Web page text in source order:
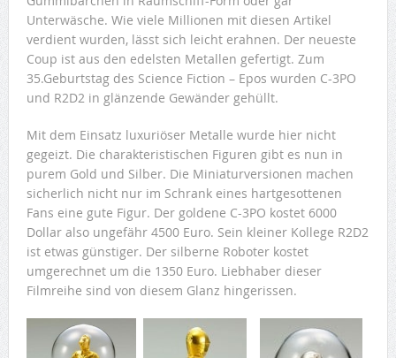
Unterwäsche. Wie viele Millionen mit diesen Artikel
verdient wurden, lässt sich leicht erahnen. Der neueste
Coup ist aus den edelsten Metallen gefertigt. Zum
35.Geburtstag des Science Fiction – Epos wurden C-3PO
und R2D2 in glänzende Gewänder gehüllt.
Mit dem Einsatz luxuriöser Metalle wurde hier nicht
gegeizt. Die charakteristischen Figuren gibt es nun in
purem Gold und Silber. Die Miniaturversionen machen
sicherlich nicht nur im Schrank eines hartgesottenen
Fans eine gute Figur. Der goldene C-3PO kostet 6000
Dollar also ungefähr 4500 Euro. Sein kleiner Kollege R2D2
ist etwas günstiger. Der silberne Roboter kostet
umgerechnet um die 1350 Euro. Liebhaber dieser
Filmreihe sind von diesem Glanz hingerissen.